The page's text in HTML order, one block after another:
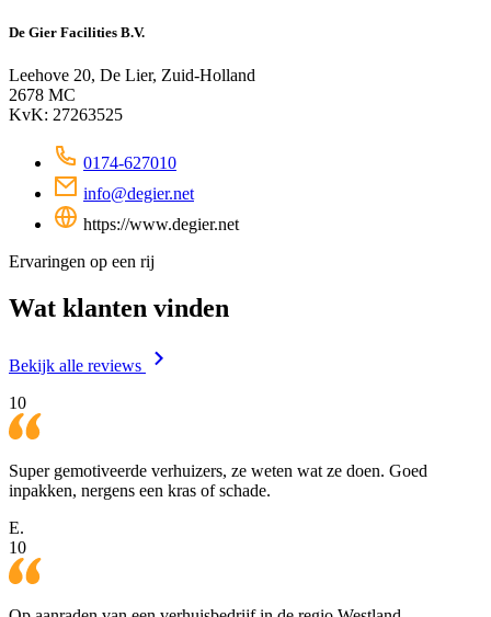
De Gier Facilities B.V.
Leehove 20, De Lier, Zuid-Holland
2678 MC
KvK: 27263525
0174-627010
info@degier.net
https://www.degier.net
Ervaringen op een rij
Wat klanten vinden
Bekijk alle reviews
10
Super gemotiveerde verhuizers, ze weten wat ze doen. Goed
inpakken, nergens een kras of schade.
E.
10